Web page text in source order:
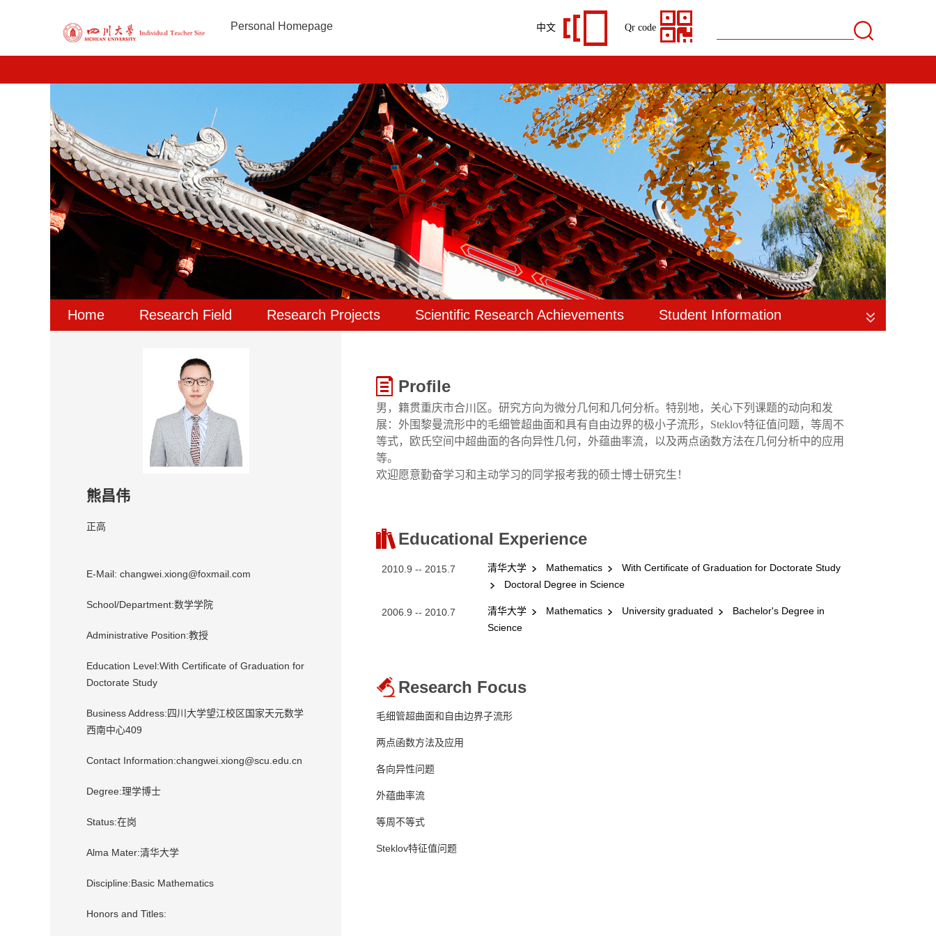
Personal Homepage Qr code
中文
Home Research Field Research Projects Scientific Research Achievements Student Information
熊昌伟
正高
E-Mail: changwei.xiong@foxmail.com
School/Department:数学学院
Administrative Position:教授
Education Level:With Certificate of Graduation for
Doctorate Study
Business Address:四川大学望江校区国家天元数学
西南中心409
Contact Information:changwei.xiong@scu.edu.cn
Degree:理学博士
Status:在岗
Alma Mater:清华大学
Discipline:Basic Mathematics
Honors and Titles:
Profile
男，籍贯重庆市合川区。研究方向为微分几何和几何分析。特别地，关心下列课题的动向和发
展：外围黎曼流形中的毛细管超曲面和具有自由边界的极小子流形，Steklov特征值问题，等周不
等式，欧氏空间中超曲面的各向异性几何，外蕴曲率流，以及两点函数方法在几何分析中的应用
等。
欢迎愿意勤奋学习和主动学习的同学报考我的硕士博士研究生！
Educational Experience
2010.9 -- 2015.7 清华大学 Mathematics
With Certificate of Graduation for Doctorate Study
Doctoral Degree in Science
2006.9 -- 2010.7 清华大学 Mathematics University graduated
Bachelor's Degree in
Science
Research Focus
毛细管超曲面和自由边界子流形
两点函数方法及应用
各向异性问题
外蕴曲率流
等周不等式
Steklov特征值问题